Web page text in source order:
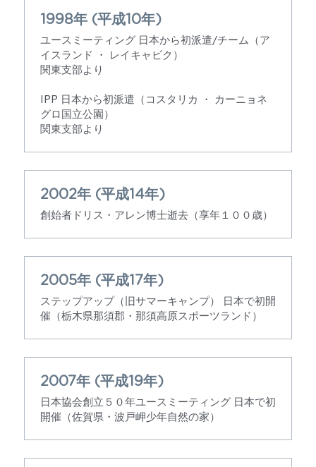
1998年 (平成10年)
ユースミーティング 日本から初派遣/チーム（ア
イスランド ・ レイキャビク）
関東支部より
IPP 日本から初派遣（コスタリカ ・ カーニョネ
グロ国立公園）
関東支部より
2002年 (平成14年)
創始者ドリス・アレン博士逝去（享年１００歳）
2005年 (平成17年)
ステップアップ（旧サマーキャンプ） 日本で初開
催（栃木県那須郡・那須高原スポーツランド）
2007年 (平成19年)
日本協会創立５０年ユースミーティング 日本で初
開催（佐賀県・波戸岬少年自然の家）